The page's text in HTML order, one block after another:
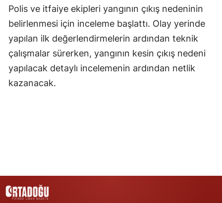
Muğla
Muş
Niğde
Polis ve itfaiye ekipleri yangının çıkış nedeninin
belirlenmesi için inceleme başlattı. Olay yerinde
yapılan ilk değerlendirmelerin ardından teknik
çalışmalar sürerken, yangının kesin çıkış nedeni
yapılacak detaylı incelemenin ardından netlik
kazanacak.